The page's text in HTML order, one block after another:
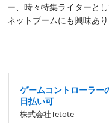
ー、時々特集ライターと
ネットブームにも興味あり
ゲームコントローラ
日払い可
株式会社Tetote